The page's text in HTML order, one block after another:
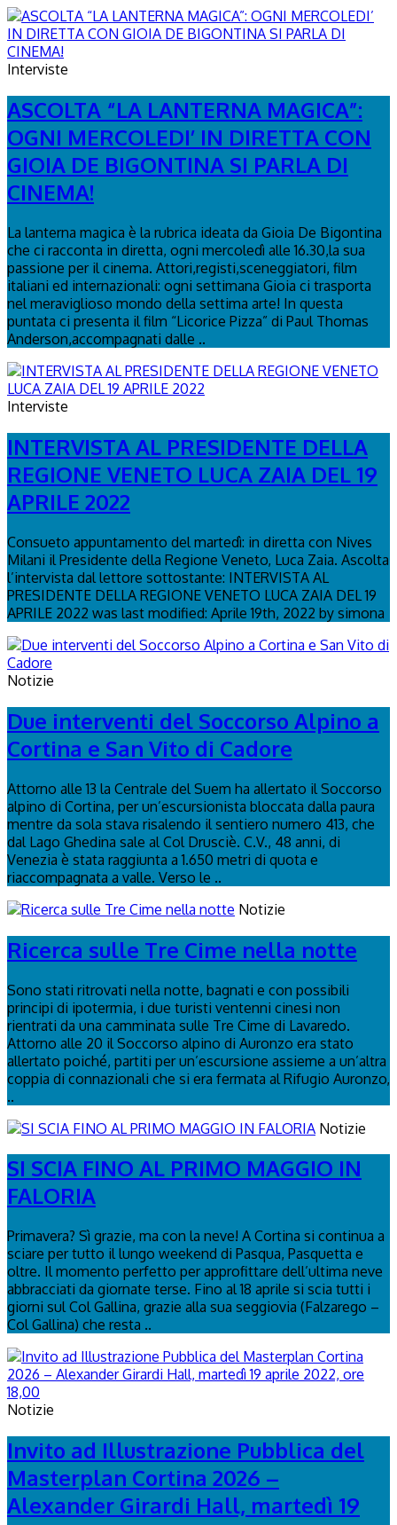
Interviste
ASCOLTA “LA LANTERNA MAGICA”:
OGNI MERCOLEDI’ IN DIRETTA CON
GIOIA DE BIGONTINA SI PARLA DI
CINEMA!
La lanterna magica è la rubrica ideata da Gioia De Bigontina
che ci racconta in diretta, ogni mercoledì alle 16.30,la sua
passione per il cinema. Attori,registi,sceneggiatori, film
italiani ed internazionali: ogni settimana Gioia ci trasporta
nel meraviglioso mondo della settima arte! In questa
puntata ci presenta il film “Licorice Pizza” di Paul Thomas
Anderson,accompagnati dalle ..
Interviste
INTERVISTA AL PRESIDENTE DELLA
REGIONE VENETO LUCA ZAIA DEL 19
APRILE 2022
Consueto appuntamento del martedì: in diretta con Nives
Milani il Presidente della Regione Veneto, Luca Zaia. Ascolta
l’intervista dal lettore sottostante: INTERVISTA AL
PRESIDENTE DELLA REGIONE VENETO LUCA ZAIA DEL 19
APRILE 2022 was last modified: Aprile 19th, 2022 by simona
Notizie
Due interventi del Soccorso Alpino a
Cortina e San Vito di Cadore
Attorno alle 13 la Centrale del Suem ha allertato il Soccorso
alpino di Cortina, per un’escursionista bloccata dalla paura
mentre da sola stava risalendo il sentiero numero 413, che
dal Lago Ghedina sale al Col Drusciè. C.V., 48 anni, di
Venezia è stata raggiunta a 1.650 metri di quota e
riaccompagnata a valle. Verso le ..
Notizie
Ricerca sulle Tre Cime nella notte
Sono stati ritrovati nella notte, bagnati e con possibili
principi di ipotermia, i due turisti ventenni cinesi non
rientrati da una camminata sulle Tre Cime di Lavaredo.
Attorno alle 20 il Soccorso alpino di Auronzo era stato
allertato poiché, partiti per un’escursione assieme a un’altra
coppia di connazionali che si era fermata al Rifugio Auronzo,
..
Notizie
SI SCIA FINO AL PRIMO MAGGIO IN
FALORIA
Primavera? Sì grazie, ma con la neve! A Cortina si continua a
sciare per tutto il lungo weekend di Pasqua, Pasquetta e
oltre. Il momento perfetto per approfittare dell’ultima neve
abbracciati da giornate terse. Fino al 18 aprile si scia tutti i
giorni sul Col Gallina, grazie alla sua seggiovia (Falzarego –
Col Gallina) che resta ..
Notizie
Invito ad Illustrazione Pubblica del
Masterplan Cortina 2026 –
Alexander Girardi Hall, martedì 19